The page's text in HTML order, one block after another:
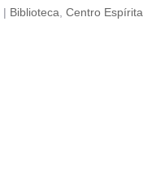
| Biblioteca ,Centro Espírita